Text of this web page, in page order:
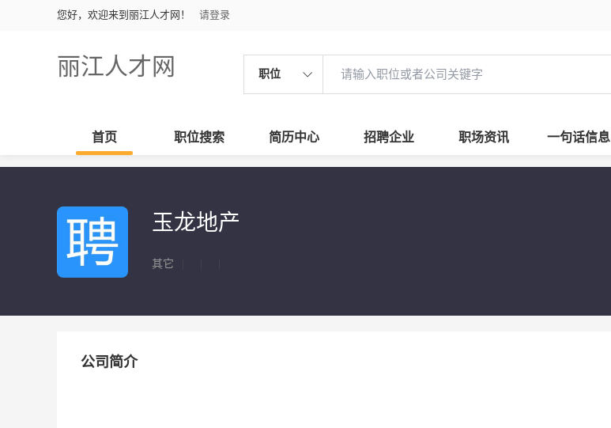
您好，欢迎来到丽江人才网！ 请登录
丽江人才网 职位
首页 职位搜索 简历中心 招聘企业 职场资讯 一句话信息
玉龙地产
其它
公司简介